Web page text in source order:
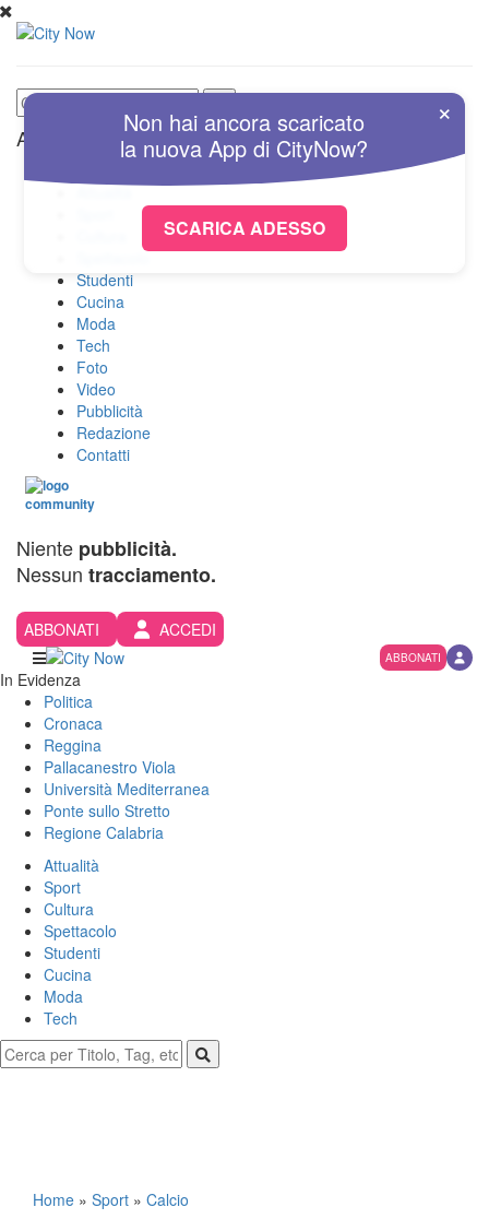
Altre Sezioni
Attualità
Spettacolo
Studenti
Cucina
Moda
Tech
Foto
Video
Pubblicità
Redazione
Contatti
Niente pubblicità.
Nessun tracciamento.
ABBONATI ACCEDI
ABBONATI
In Evidenza
Politica
Cronaca
Reggina
Pallacanestro Viola
Università Mediterranea
Ponte sullo Stretto
Regione Calabria
Attualità
Sport
Cultura
Spettacolo
Studenti
Cucina
Moda
Tech
Home » Sport » Calcio
×
Non hai ancora scaricato
la nuovaApp di CityNow?
SCARICA ADESSO